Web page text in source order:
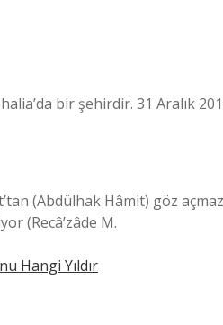
bir şehirdir. 31 Aralık
(Abdülhak Hâmit) göz
(Recâ’zâde M.
Hangi Yıldır